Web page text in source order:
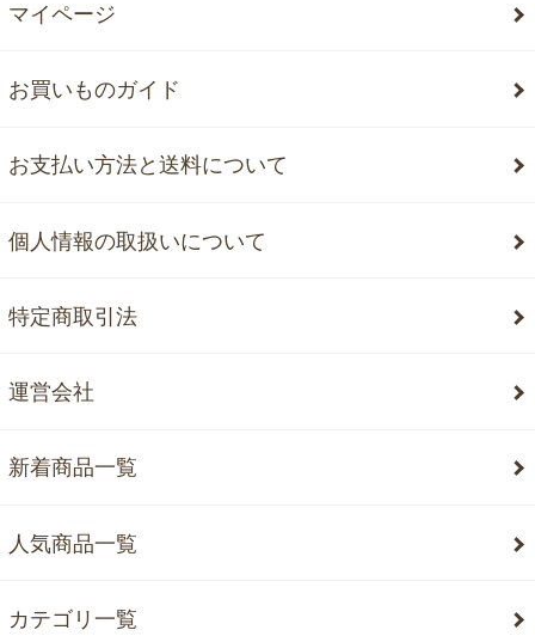
マイページ
お買いものガイド
お支払い方法と送料について
個人情報の取扱いについて
特定商取引法
運営会社
新着商品一覧
人気商品一覧
カテゴリ一覧